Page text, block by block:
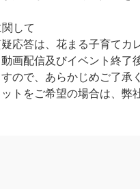
して
応答は、花まる子育てカ
画配信及びイベント終
ので、あらかじめご了承
トをご希望の場合は、弊